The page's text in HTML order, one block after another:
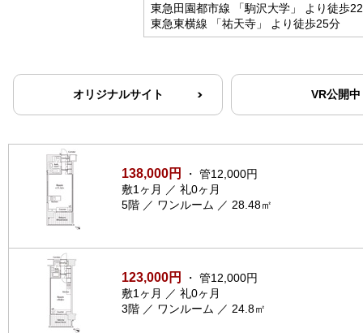
東急田園都市線 「駒沢大学」 より徒歩
東急東横線 「祐天寺」 より徒歩25分
オリジナルサイト VR公開中
138,000円
・ 管12,000円
敷1ヶ月 ／ 礼0ヶ月
5階 ／ ワンルーム ／ 28.48㎡
123,000円
・ 管12,000円
敷1ヶ月 ／ 礼0ヶ月
3階 ／ ワンルーム ／ 24.8㎡